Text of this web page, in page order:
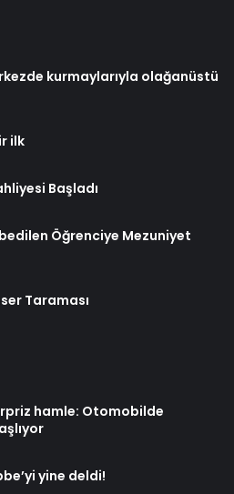
kurmaylarıyla olağanüstü
ilk
Başladı
Öğrenciye Mezuniyet
Taraması
hamle: Otomobilde
yine deldi!